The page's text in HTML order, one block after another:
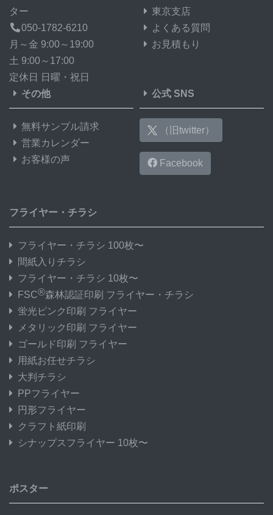
ター
050-1782-6210
月～金 9:00～19:00
土 9:00～17:00
定休日 日曜・祝日
東京支店
よくある質問
お見積もり
その他
無料サンプル請求
営業カレンダー
お客様の声
公式 SNS
（旧twitter）
Facebook
フライヤー・チラシ
フライヤー・チラシ 100枚〜
間紙入りチラシ
フライヤー・チラシ 10枚〜
FSC®森林認証印刷 フライヤー・チラシ
蛍光ピンク印刷 フライヤー
メタリック印刷 フライヤー
ゴールド印刷 フライヤー
用紙お任せチラシ
大判チラシ
PPフライヤー
円形フライヤー
クラフト紙印刷
シナップスフライヤー 10枚〜
ポスター